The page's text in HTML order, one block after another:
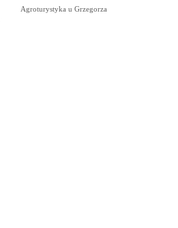
Agroturystyka u Grzegorza